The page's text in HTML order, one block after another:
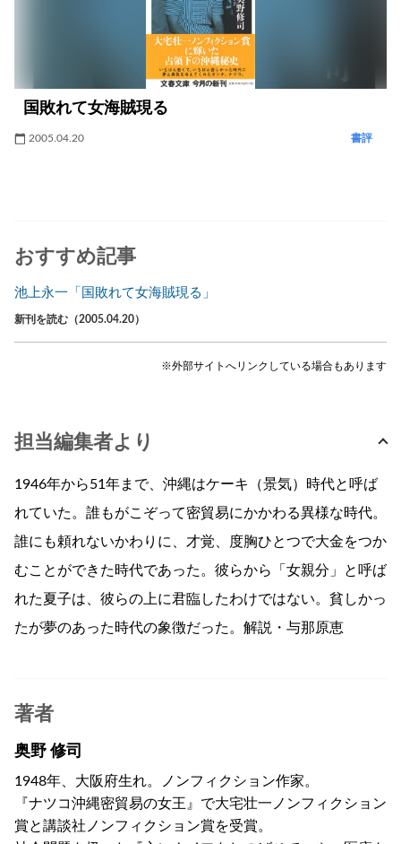
国敗れて女海賊現る
2005.04.20 書評
おすすめ記事
池上永一「国敗れて女海賊現る」
新刊を読む（2005.04.20）
※外部サイトへリンクしている場合もあります
担当編集者より
1946年から51年まで、沖縄はケーキ（景気）時代と呼ば
れていた。誰もがこぞって密貿易にかかわる異様な時代。
誰にも頼れないかわりに、才覚、度胸ひとつで大金をつか
むことができた時代であった。彼らから「女親分」と呼ば
れた夏子は、彼らの上に君臨したわけではない。貧しかっ
たが夢のあった時代の象徴だった。解説・与那原恵
著者
奥野 修司
1948年、大阪府生れ。ノンフィクション作家。
『ナツコ沖縄密貿易の女王』で大宅壮一ノンフィクション
賞と講談社ノンフィクション賞を受賞。